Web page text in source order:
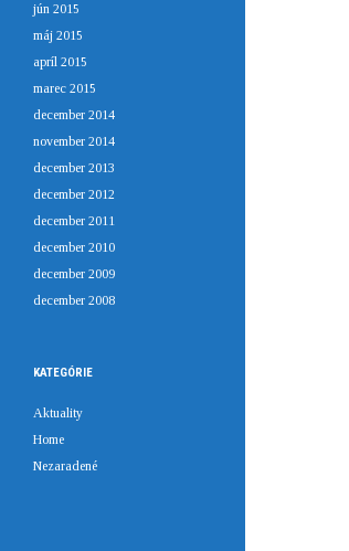
jún 2015
máj 2015
apríl 2015
marec 2015
december 2014
november 2014
december 2013
december 2012
december 2011
december 2010
december 2009
december 2008
KATEGÓRIE
Aktuality
Home
Nezaradené